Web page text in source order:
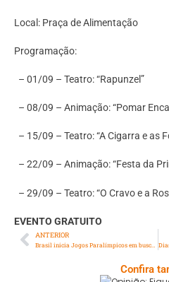
Local: Praça de Alimentação
Programação:
– 01/09 – Teatro: “Rapunzel”
– 08/09 – Animação: “Pomar
– 15/09 – Teatro: “A Cigarra e as
– 22/09 – Animação: “Festa da
– 29/09 – Teatro: “O Cravo e a
EVENTO GRATUITO
ANTERIOR
Confira
Opinião: